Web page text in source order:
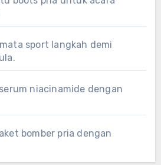
sport langkah demi
niacinamide dengan
bomber pria dengan